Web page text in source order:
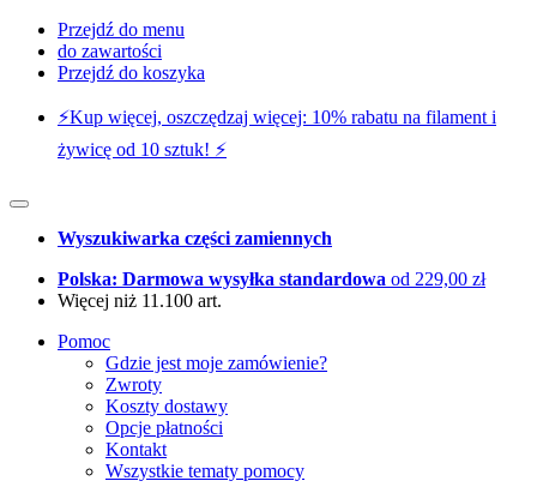
Przejdź do menu
do zawartości
Przejdź do koszyka
⚡️Kup więcej, oszczędzaj więcej: 10% rabatu na filament i
żywicę od 10 sztuk! ⚡️
Wyszukiwarka części zamiennych
Polska: Darmowa wysyłka standardowa od 229,00 zł
Więcej niż 11.100 art.
Pomoc
Gdzie jest moje zamówienie?
Zwroty
Koszty dostawy
Opcje płatności
Kontakt
Wszystkie tematy pomocy